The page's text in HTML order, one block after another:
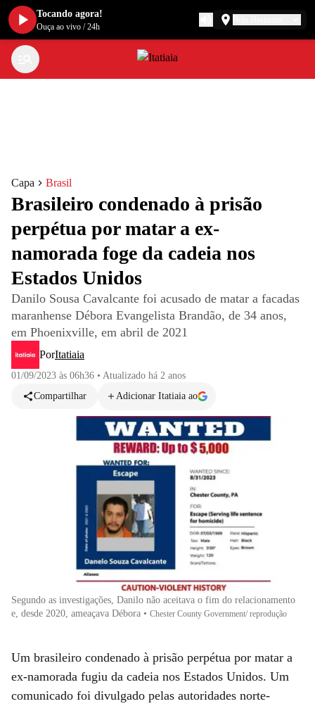
Capa Brasil
Brasileiro condenado à prisão
perpétua por matar a ex-
namorada foge da cadeia nos
Estados Unidos
Danilo Sousa Cavalcante foi acusado de matar a facadas
maranhense Débora Evangelista Brandão, de 34 anos,
em Phoenixville, em abril de 2021
PorItatiaia
01/09/2023 às 06h36 • Atualizado há 2 anos
Compartilhar
Adicionar Itatiaia ao
Segundo as investigações, Danilo não aceitava o fim do relacionamento
e, desde 2020, ameaçava Débora • Chester County Government/ reprodução
Um brasileiro condenado à prisão perpétua por matar a
ex-namorada fugiu da cadeia nos Estados Unidos. Um
comunicado foi divulgado pelas autoridades norte-
Tocando agora!
Ouça ao vivo /24h